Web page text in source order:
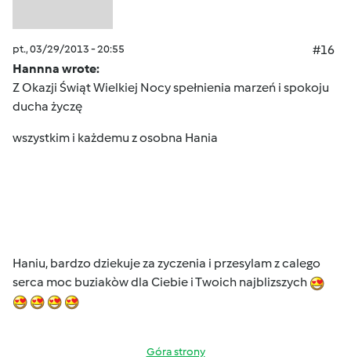
pt., 03/29/2013 - 20:55
#16
Hannna wrote:
Z Okazji Świąt Wielkiej Nocy spełnienia marzeń i spokoju
ducha życzę
wszystkim i każdemu z osobna Hania
Haniu, bardzo dziekuje za zyczenia i przesylam z calego
serca moc buziakòw dla Ciebie i Twoich najblizszych
Góra strony